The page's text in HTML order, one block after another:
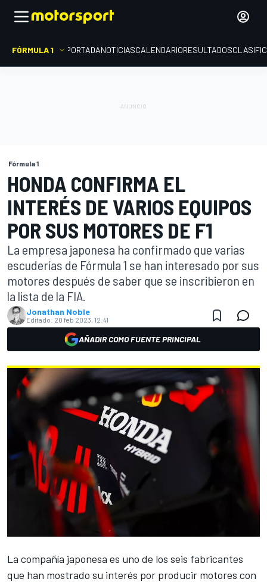
FÓRMULA 1 PORTADANOTICIASCALENDARIORESULTADOS
Fórmula 1
HONDA CONFIRMA EL
INTERÉS DE VARIOS EQUIPOS
POR SUS MOTORES DE F1
La empresa japonesa ha confirmado que varias
escuderías de Fórmula 1 se han interesado por sus
motores después de saber que se inscribieron en
la lista de la FIA.
Jonathan Noble
Editado: 20 feb 2023, 12:41
AÑADIR COMO FUENTE PRINCIPAL
La compañía japonesa es uno de los seis fabricantes
que han mostrado su interés por producir motores con